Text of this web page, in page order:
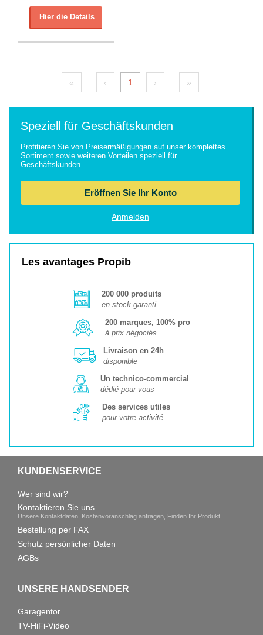
Hier die Details
« ‹ 1 › »
Speziell für Geschäftskunden
Profitieren Sie von Preisermäßigungen auf unser komplettes
Sortiment sowie weiteren Vorteilen speziell für
Geschäftskunden.
Eröffnen Sie Ihr Konto
Anmelden
Les avantages Propib
200 000 produits
en stock garanti
200 marques, 100% pro
à prix négociés
Livraison en 24h
disponible
Un technico-commercial
dédié pour vous
Des services utiles
pour votre activité
KUNDENSERVICE
Wer sind wir?
Kontaktieren Sie uns
Unsere Kontaktdaten, Kostenvoranschlag anfragen, Finden Ihr Produkt
Bestellung per FAX
Schutz persönlicher Daten
AGBs
UNSERE HANDSENDER
Garagentor
TV-HiFi-Video